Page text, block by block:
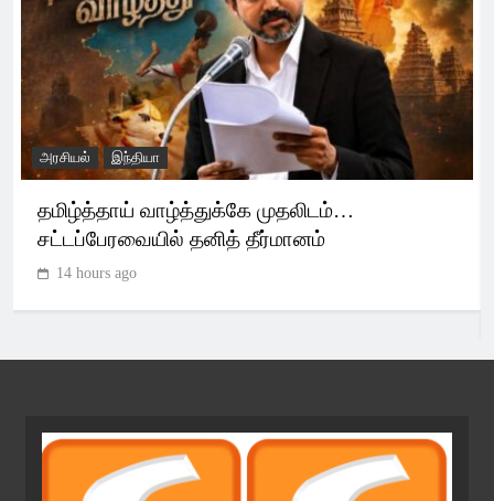
இந்தியா உலகம்
₹2,000-க்கு மேல் UPI பரிவர்த்தனைகளுக்கு
கட்டணம் வருமா? புதிய மசோதா சொல்வது
என்ன?